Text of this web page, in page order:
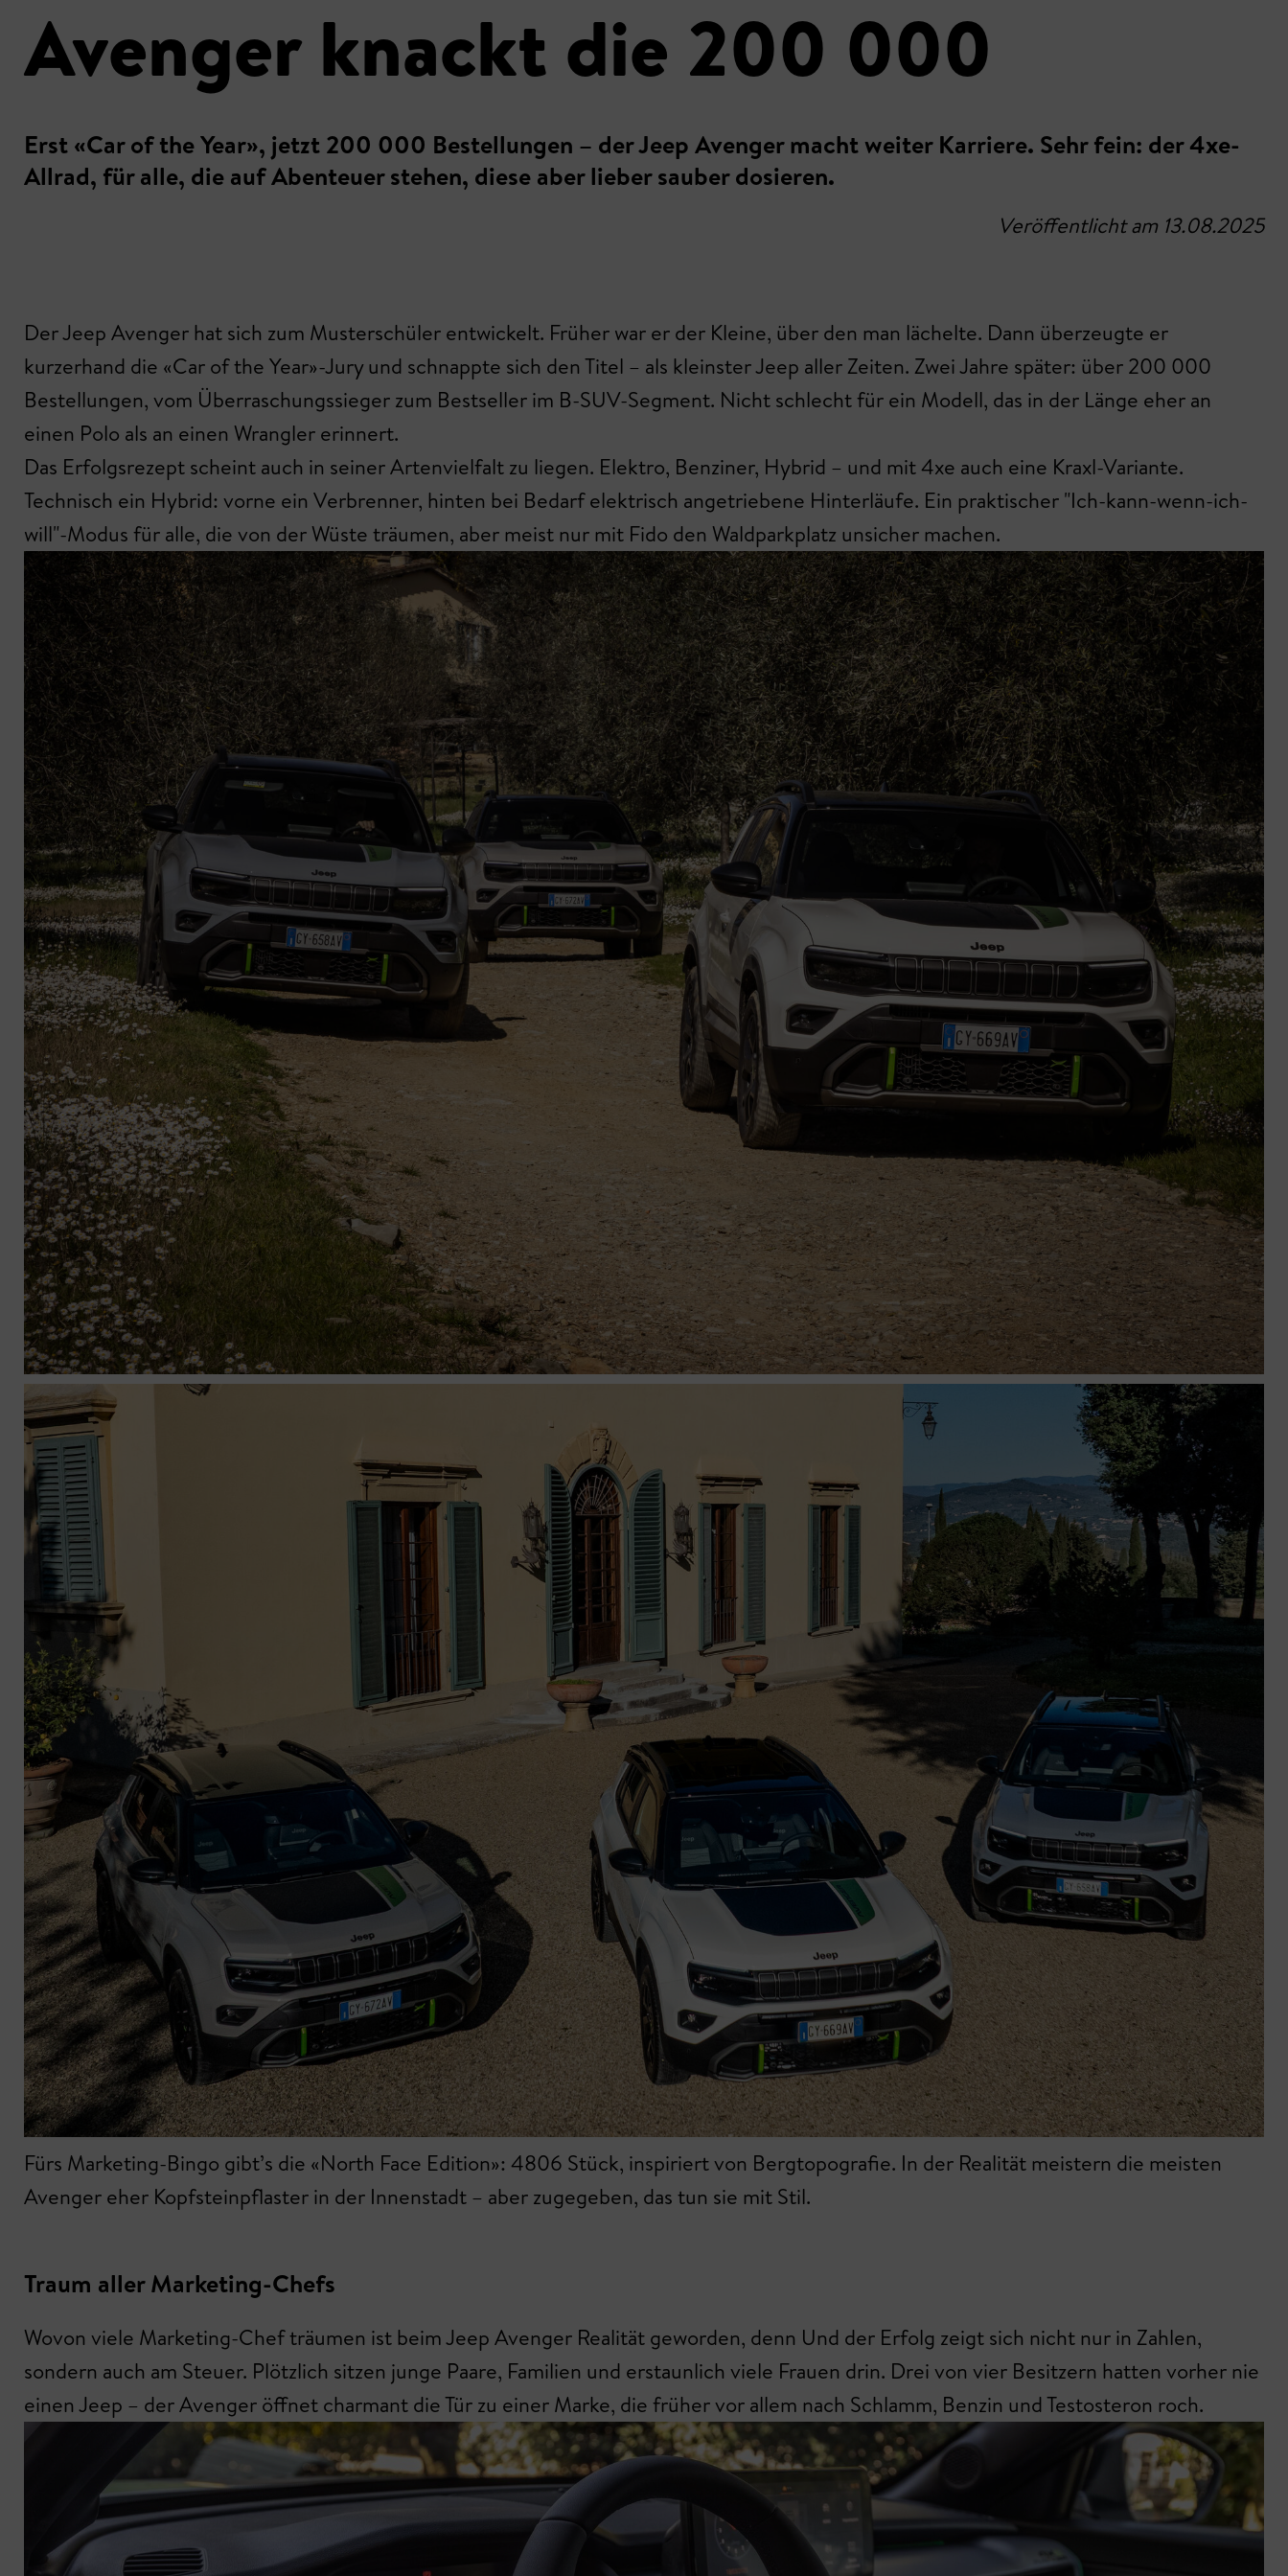
Avenger knackt die 200 000
Erst «Car of the Year», jetzt 200 000 Bestellungen – der Jeep Avenger macht weiter Karriere. Sehr fein: der 4xe-
Allrad, für alle, die auf Abenteuer stehen, diese aber lieber sauber dosieren.
Veröffentlicht am 13.08.2025
Der Jeep Avenger hat sich zum Musterschüler entwickelt. Früher war er der Kleine, über den man lächelte. Dann überzeugte er
kurzerhand die «Car of the Year»-Jury und schnappte sich den Titel – als kleinster Jeep aller Zeiten. Zwei Jahre später: über 200 000
Bestellungen, vom Überraschungssieger zum Bestseller im B-SUV-Segment. Nicht schlecht für ein Modell, das in der Länge eher an
einen Polo als an einen Wrangler erinnert.
Das Erfolgsrezept scheint auch in seiner Artenvielfalt zu liegen. Elektro, Benziner, Hybrid – und mit 4xe auch eine Kraxl-Variante.
Technisch ein Hybrid: vorne ein Verbrenner, hinten bei Bedarf elektrisch angetriebene Hinterläufe. Ein praktischer "Ich-kann-wenn-ich-
will"-Modus für alle, die von der Wüste träumen, aber meist nur mit Fido den Waldparkplatz unsicher machen.
Fürs Marketing-Bingo gibt’s die «North Face Edition»: 4806 Stück, inspiriert von Bergtopografie. In der Realität meistern die meisten
Avenger eher Kopfsteinpflaster in der Innenstadt – aber zugegeben, das tun sie mit Stil.
Traum aller Marketing-Chefs
Wovon viele Marketing-Chef träumen ist beim Jeep Avenger Realität geworden, denn Und der Erfolg zeigt sich nicht nur in Zahlen,
sondern auch am Steuer. Plötzlich sitzen junge Paare, Familien und erstaunlich viele Frauen drin. Drei von vier Besitzern hatten vorher nie
einen Jeep – der Avenger öffnet charmant die Tür zu einer Marke, die früher vor allem nach Schlamm, Benzin und Testosteron roch.